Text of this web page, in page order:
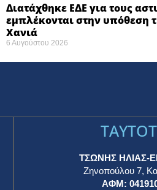
Διατάχθηκε ΕΔΕ για τους
εμπλέκονται στην υπόθεση
Χανιά
6 Αυγούστου 2026
ΤΣΩΝΗΣ ΗΛΙΑΣ-
Ζηνοπούλου 7,
ΑΦΜ: